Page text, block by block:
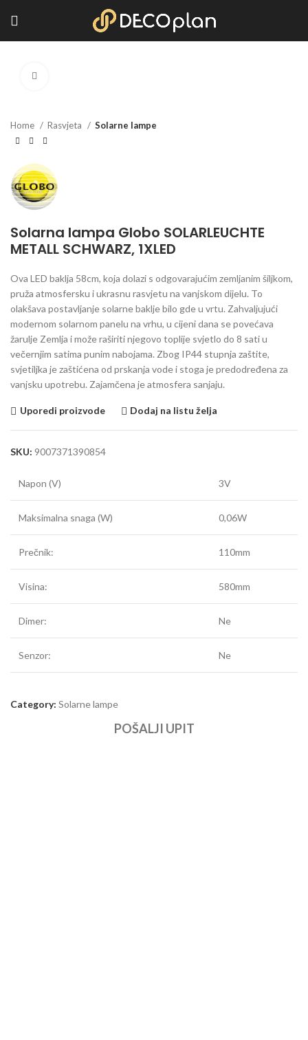
Home Rasvjeta Solarne lampe
Solarna lampa Globo SOLARLEUCHTE
METALL SCHWARZ, 1XLED
Ova LED baklja 58cm, koja dolazi s odgovarajućim zemljanim šiljkom,
pruža atmosfersku i ukrasnu rasvjetu na vanjskom dijelu. To
olakšava postavljanje solarne baklje bilo gde u vrtu. Zahvaljujući
modernom solarnom panelu na vrhu, u cijeni dana se povećava
žarulje Zemlja i može raširiti njegovo toplije svjetlo do 8 sati u
večernjim satima punim nabojama. Zbog IP44 stupnja zaštite,
svjetiljka je zaštićena od prskanja vode i stoga je predodređena za
vanjsku upotrebu. Zajamčena je atmosfera sanjaju.
Uporedi proizvode Dodaj na listu želja
SKU: 9007371390854
Napon (V) 3V
Maksimalna snaga (W) 0,06W
Prečnik: 110mm
Visina: 580mm
Dimer: Ne
Senzor: Ne
Category: Solarne lampe
POŠALJI UPIT